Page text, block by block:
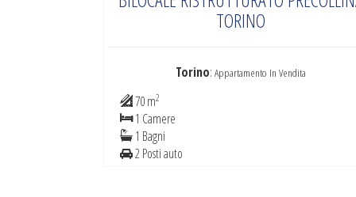
TORINO
Torino: Appartamento In Vendita
70 m2
1 Camere
1 Bagni
2 Posti auto